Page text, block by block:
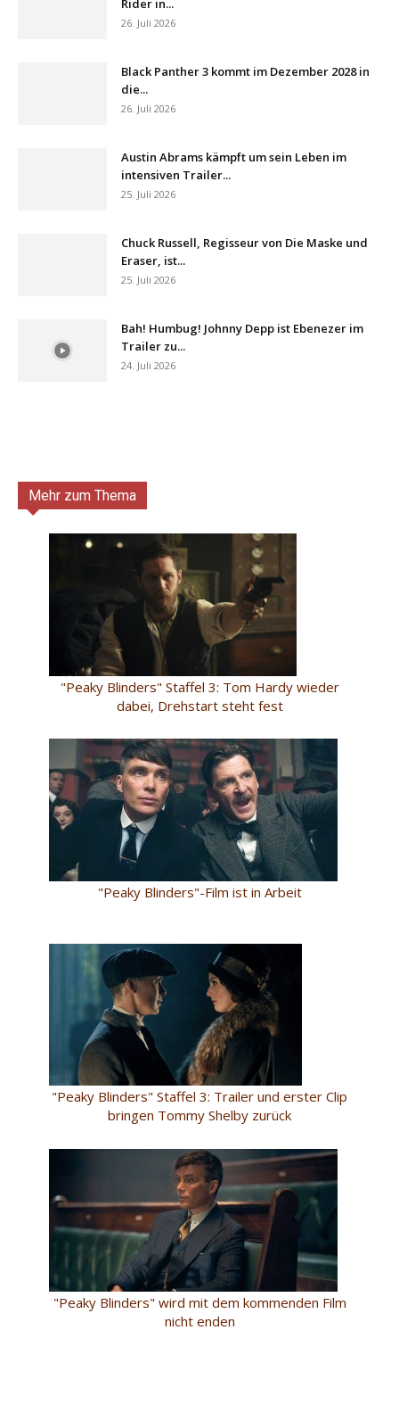
26. Juli 2026
Black Panther 3 kommt im Dezember 2028 in
die...
26. Juli 2026
Austin Abrams kämpft um sein Leben im
intensiven Trailer...
25. Juli 2026
Chuck Russell, Regisseur von Die Maske und
Eraser, ist...
25. Juli 2026
Bah! Humbug! Johnny Depp ist Ebenezer im
Trailer zu...
24. Juli 2026
Mehr zum Thema
"Peaky Blinders" Staffel 3: Tom Hardy wieder
dabei, Drehstart steht fest
"Peaky Blinders"-Film ist in Arbeit
"Peaky Blinders" Staffel 3: Trailer und erster Clip
bringen Tommy Shelby zurück
"Peaky Blinders" wird mit dem kommenden Film
nicht enden